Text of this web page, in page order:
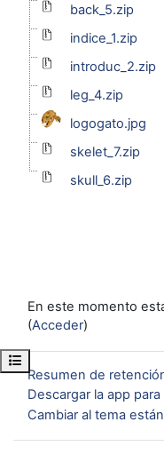
Abrir índice del curso
back_5.zip
indice_1.zip
introduc_2.zip
leg_4.zip
logogato.jpg
skelet_7.zip
skull_6.zip
En este momento
(Acceder)
Resumen de
Descargar la app
Cambiar al tema